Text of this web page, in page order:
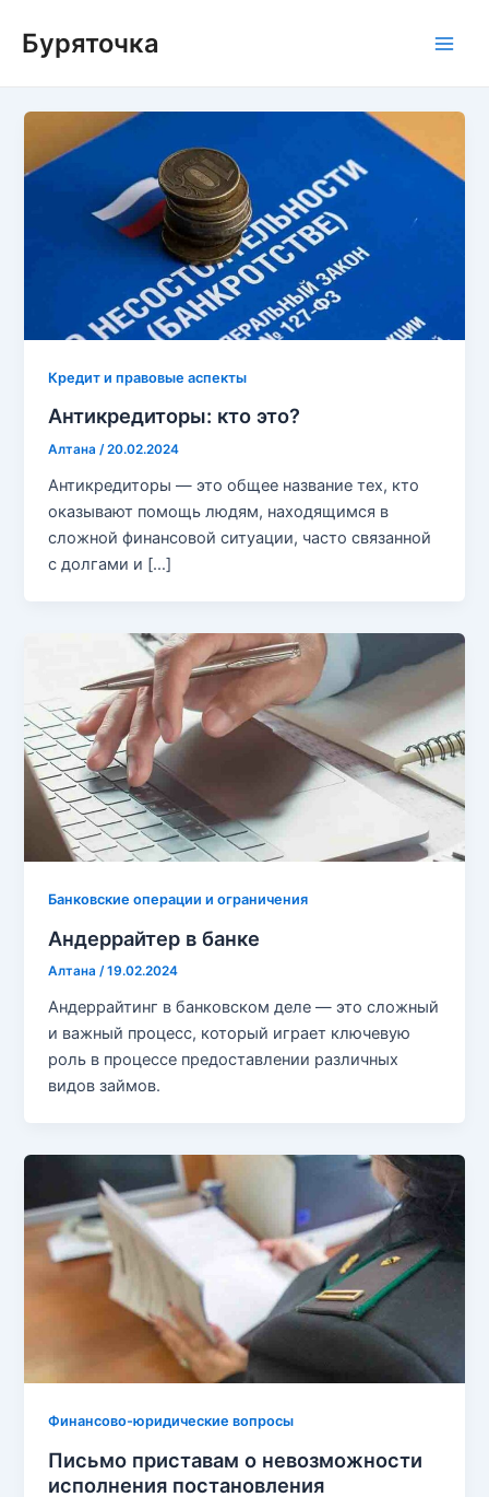
содержимому
Буряточка
Кредит и правовые аспекты
Антикредиторы: кто это?
Алтана/20.02.2024
Антикредиторы — это общее название тех, кто
оказывают помощь людям, находящимся в
сложной финансовой ситуации, часто связанной
с долгами и […]
Банковские операции и ограничения
Андеррайтер в банке
Алтана/19.02.2024
Андеррайтинг в банковском деле — это сложный
и важный процесс, который играет ключевую
роль в процессе предоставлении различных
видов займов.
Финансово-юридические вопросы
Письмо приставам о невозможности
исполнения постановления